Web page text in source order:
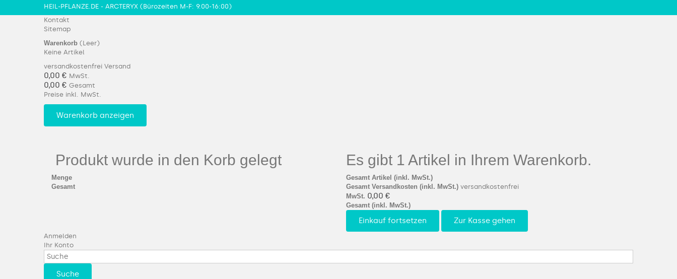
HEIL-PFLANZE.DE - ARCTERYX (Bürozeiten M-F: 9:00-16:00)
Kontakt
Sitemap
Warenkorb (Leer)
Keine Artikel
versandkostenfrei Versand
0,00 € MwSt.
0,00 € Gesamt
Preise inkl. MwSt.
Warenkorb anzeigen
Produkt wurde in den Korb gelegt
Menge
Gesamt
Es gibt 1 Artikel in Ihrem Warenkorb.
Gesamt Artikel (inkl. MwSt.)
Gesamt Versandkosten (inkl. MwSt.) versandkostenfrei
MwSt. 0,00 €
Gesamt (inkl. MwSt.)
Einkauf fortsetzen Zur Kasse gehen
Anmelden
Ihr Konto
Suche